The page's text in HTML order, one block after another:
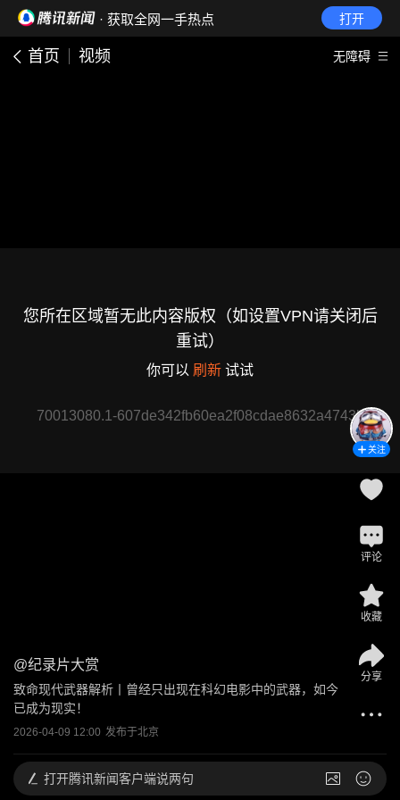
· 获取全网一手热点 打开
首页 视频 无障碍
您所在区域暂无此内容版权（如设置VPN请关闭后
重试）
你可以 刷新 试试
70013080.1-607de342fb60ea2f08cdae8632a4743b
@纪录片大赏
致命现代武器解析丨曾经只出现在科幻电影中的武器，如今
已成为现实！
2026-04-09 12:00 发布于北京
关注
评论
收藏
分享
打开腾讯新闻客户端说两句